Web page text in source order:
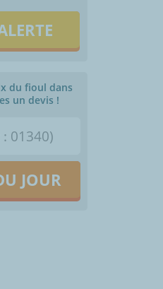
du fioul dans
un devis !
JOUR